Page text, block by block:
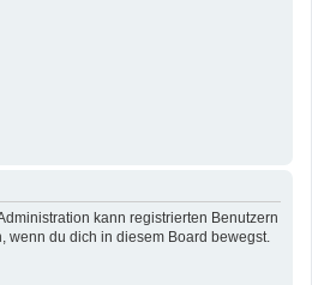
kann registrierten Benutzern
wenn du dich in diesem Board bewegst.